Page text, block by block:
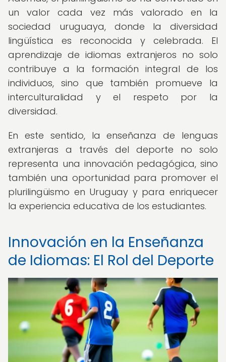
un valor cada vez más valorado en la
sociedad uruguaya, donde la diversidad
lingüística es reconocida y celebrada. El
aprendizaje de idiomas extranjeros no solo
contribuye a la formación integral de los
individuos, sino que también promueve la
interculturalidad y el respeto por la
diversidad.
En este sentido, la enseñanza de lenguas
extranjeras a través del deporte no solo
representa una innovación pedagógica, sino
también una oportunidad para promover el
plurilingüismo en Uruguay y para enriquecer
la experiencia educativa de los estudiantes.
Innovación en la Enseñanza
de Idiomas: El Rol del Deporte